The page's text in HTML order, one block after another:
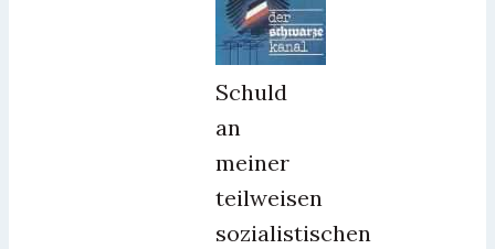
Schuld
an
meiner
teilweisen
sozialistischen